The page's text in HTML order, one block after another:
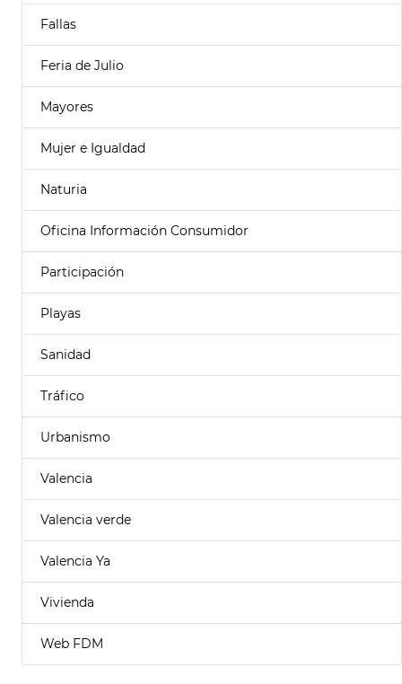
Fallas
Feria de Julio
Mayores
Mujer e Igualdad
Naturia
Oficina Información Consumidor
Participación
Playas
Sanidad
Tráfico
Urbanismo
Valencia
Valencia verde
Valencia Ya
Vivienda
Web FDM